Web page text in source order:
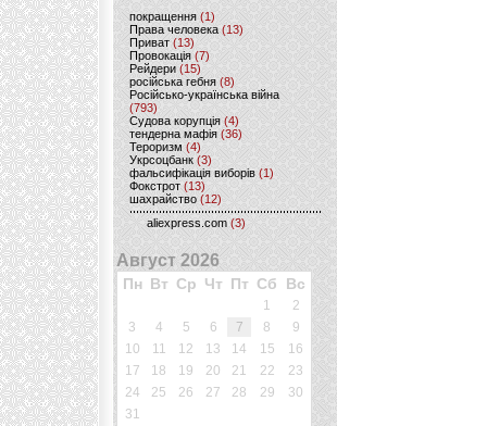
покращення (1)
Права человека(13)
Приват (13)
Провокація (7)
Рейдери (15)
російська гебня (8)
Російсько-українська війна
(793)
Судова корупція (4)
тендерна мафія (36)
Тероризм (4)
Укрсоцбанк (3)
фальсифікація виборів (1)
Фокстрот(13)
шахрайство (12)
aliexpress.com (3)
Август 2026
Пн Вт Ср Чт Пт Сб Вс
1
2
3
4 5 6 7 8
9
10
11 12 13 14 15
16
17
18 19 20 21 22
23
24
25 26 27 28 29
30
31